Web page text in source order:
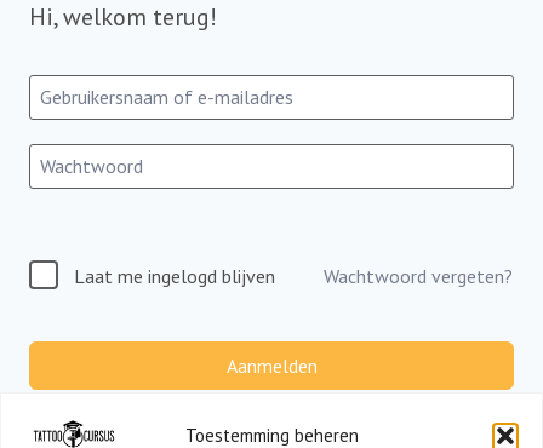
Toestemming beheren
Hi, welkom terug!
Laat me ingelogd blijven Wachtwoord vergeten?
Aanmelden
Geen account?Registreer nu